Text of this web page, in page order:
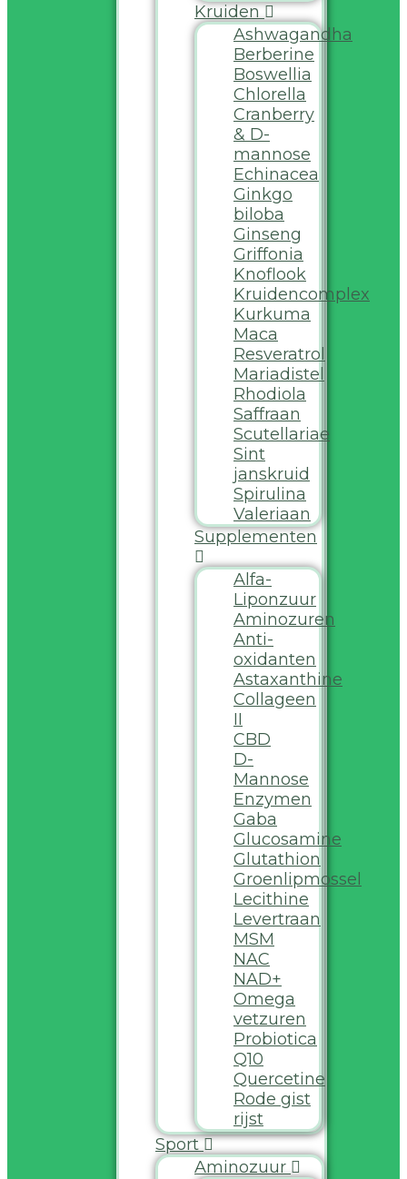
Kruiden
Ashwagandha
Berberine
Boswellia
Chlorella
Cranberry
& D-
mannose
Echinacea
Ginkgo
biloba
Ginseng
Griffonia
Knoflook
Kruidencomplex
Kurkuma
Maca
Resveratrol
Mariadistel
Rhodiola
Saffraan
Scutellariae
Sint
janskruid
Spirulina
Valeriaan
Supplementen
Alfa-
Liponzuur
Aminozuren
Anti-
oxidanten
Astaxanthine
Collageen
II
CBD
D-
Mannose
Enzymen
Gaba
Glucosamine
Glutathion
Groenlipmossel
Lecithine
Levertraan
MSM
NAC
NAD+
Omega
vetzuren
Probiotica
Q10
Quercetine
Rode gist
rijst
Sport
Aminozuur